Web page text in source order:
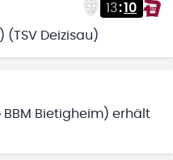
13:10
(TSV Deizisau)
BBM Bietigheim) erhält